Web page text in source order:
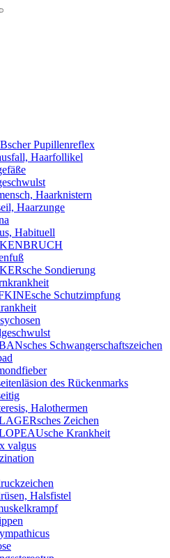
Pupillenreflex
Haarfollikel
Haarknistern
Haarzunge
Habituell
Sondierung
Schutzimpfung
Schwangerschaftszeichen
des Rückenmarks
Halothermen
Zeichen
Krankheit
valgus
Halsfistel